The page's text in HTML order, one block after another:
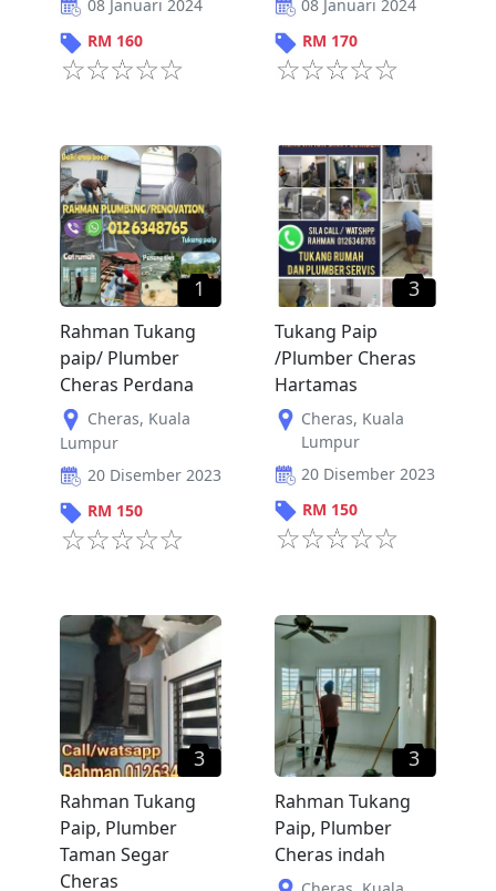
08 Januari 2024
RM 160
08 Januari 2024
RM 170
1
Rahman Tukang
paip/ Plumber
Cheras Perdana
Cheras, Kuala
Lumpur
20 Disember 2023
RM 150
3
Tukang Paip
/Plumber Cheras
Hartamas
Cheras, Kuala
Lumpur
20 Disember 2023
RM 150
3
Rahman Tukang
Paip, Plumber
Taman Segar
Cheras
3
Rahman Tukang
Paip, Plumber
Cheras indah